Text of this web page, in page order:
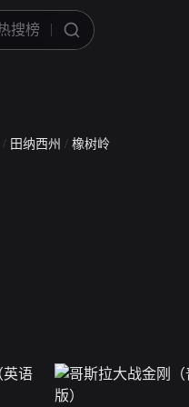
/ 田纳西州 / 橡树岭